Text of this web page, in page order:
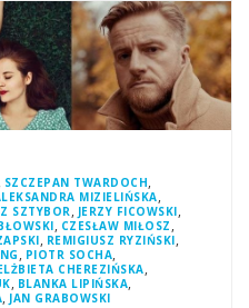
SZCZEPAN TWARDOCH,
MIZIELIŃSKA,
SZTYBOR , JERZY FICOWSKI,
, CZESŁAW MIŁOSZ ,
, REMIGIUSZ RYZIŃSKI,
, PIOTR SOCHA,
CHEREZIŃSKA,
, BLANKA LIPIŃSKA,
, JAN GRABOWSKI